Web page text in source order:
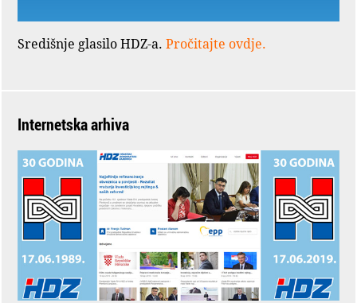
Središnje glasilo HDZ-a. Pročitajte ovdje.
Internetska arhiva